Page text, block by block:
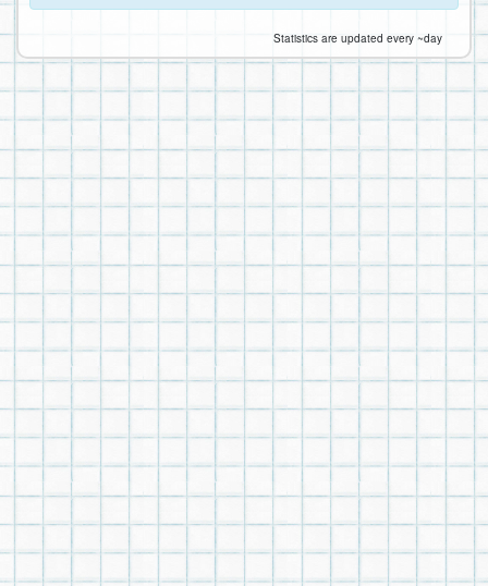
Statistics are updated every ~day